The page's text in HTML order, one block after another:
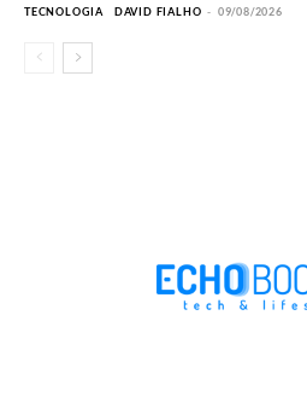
TECNOLOGIA DAVID FIALHO - 09/08/2026